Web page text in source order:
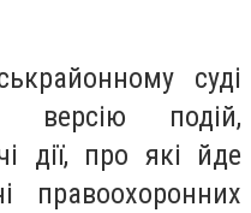
суді
версію подій,
дії, про які йде
правоохоронних